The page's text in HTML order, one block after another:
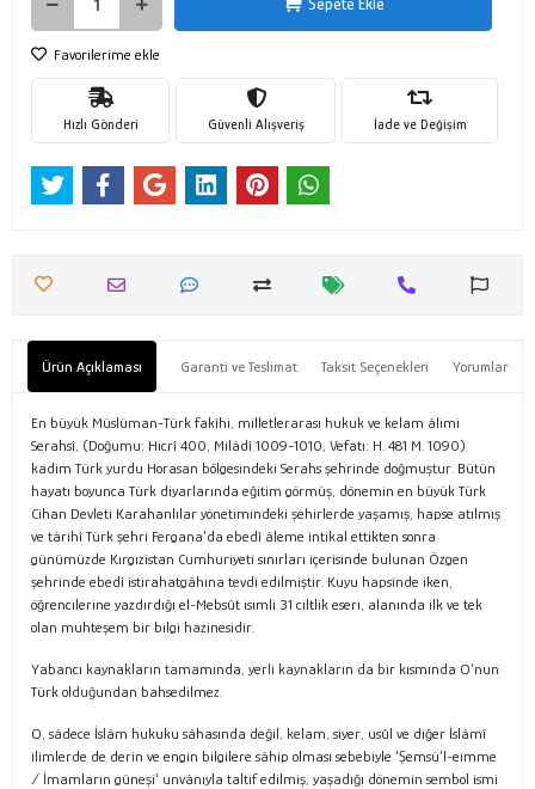
Favorilerime ekle
Hızlı Gönderi Güvenli Alışveriş İade ve Değişim
Ürün Açıklaması Garanti ve Teslimat Taksit Seçenekleri Yorumlar
En büyük Müslüman-Türk fakîhi, milletlerarası hukuk ve kelam âlimi
Serahsî, (Doğumu: Hicrî 400, Milâdî 1009-1010, Vefatı: H. 481 M. 1090)
kadim Türk yurdu Horasan bölgesindeki Serahs şehrinde doğmuştur. Bütün
hayatı boyunca Türk diyarlarında eğitim görmüş, dönemin en büyük Türk
Cihan Devleti Karahanlılar yönetimindeki şehirlerde yaşamış, hapse atılmış
ve târihî Türk şehri Fergana’da ebedî âleme intikal ettikten sonra
günümüzde Kırgızistan Cumhuriyeti sınırları içerisinde bulunan Özgen
şehrinde ebedî istirahatgâhına tevdi edilmiştir. Kuyu hapsinde iken,
öğrencilerine yazdırdığı el-Mebsût isimli 31 ciltlik eseri, alanında ilk ve tek
olan muhteşem bir bilgi hazinesidir.
Yabancı kaynakların tamamında, yerli kaynakların da bir kısmında O’nun
Türk olduğundan bahsedilmez.
O, sâdece İslâm hukuku sâhasında değil, kelam, siyer, usûl ve diğer İslâmî
ilimlerde de derin ve engin bilgilere sâhip olması sebebiyle ‘Şemsü’l-eimme
/ İmamların güneşi’ unvânıyla taltif edilmiş, yaşadığı dönemin sembol ismi